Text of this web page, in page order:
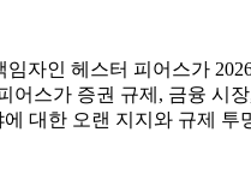
자인 헤스터 피어스가
스가 증권 규제, 금융 시
대한 오랜 지지와 규제 투